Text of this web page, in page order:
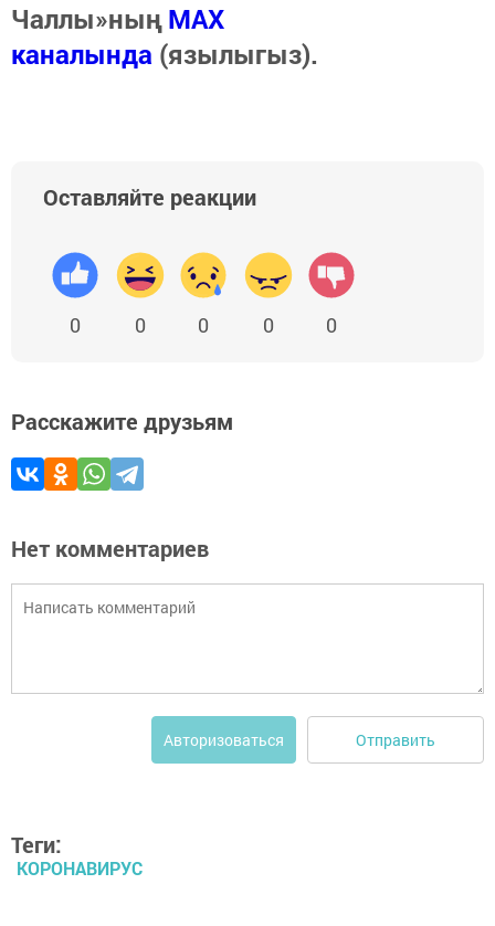
Чаллы»ныңMAX
каналында (язылыгыз).
Оставляйте реакции
0 0 0 0 0
Расскажите друзьям
Нет комментариев
Авторизоваться Отправить
Теги:
КОРОНАВИРУС